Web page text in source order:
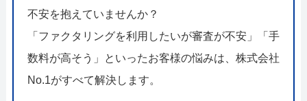
不安を抱えていませんか？
「ファクタリングを利用したいが審査が不安」「手
数料が高そう」といったお客様の悩みは、株式会社
No.1がすべて解決します。